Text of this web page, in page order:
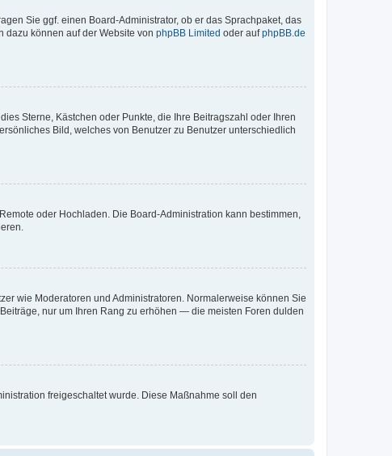
Sie ggf. einen Board-Administrator, ob er das Sprachpaket, das
dazu können auf der Website von phpBB Limited oder aufphpBB.de
Sterne, Kästchen oder Punkte, die Ihre Beitragszahl oder Ihren
Bild, welches von Benutzer zu Benutzer unterschiedlich
oder Hochladen. Die Board-Administration kann bestimmen,
wie Moderatoren und Administratoren. Normalerweise können Sie
nur um Ihren Rang zu erhöhen — die meisten Foren dulden
freigeschaltet wurde. Diese Maßnahme soll den